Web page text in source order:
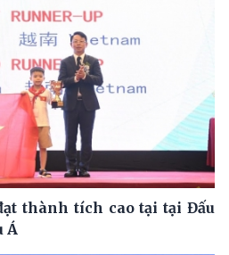
thành tích cao tại tại Đấu
Á